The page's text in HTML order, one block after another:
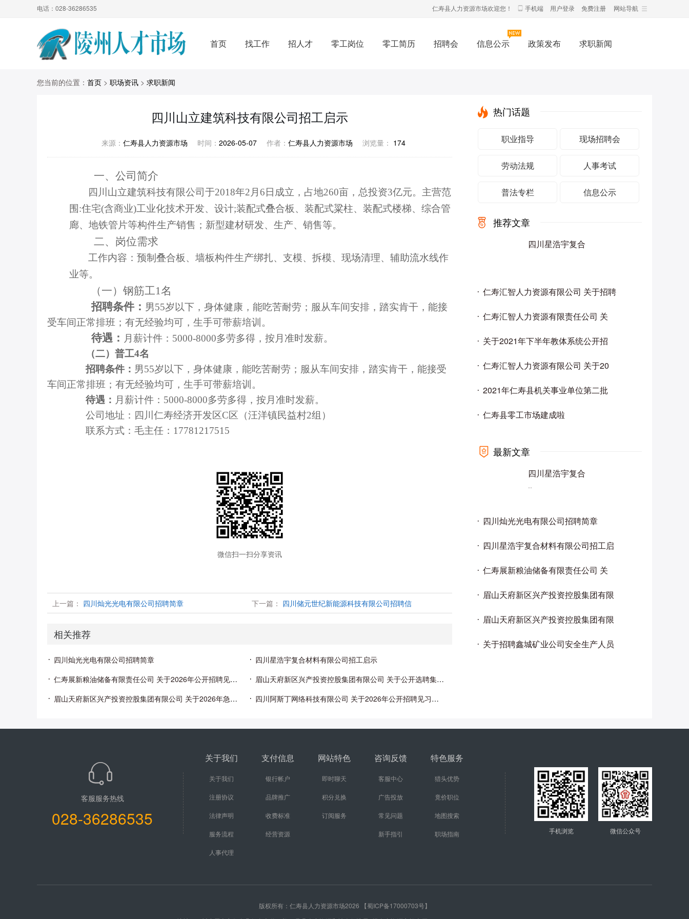
电话：028-36286535 网站导航
仁寿县人力资源市场欢迎您！ 手机端 用户登录 免费注册
首页 找工作 招人才 零工岗位 零工简历 招聘会 信息公示 政策发布 求职新闻
您当前的位置： 首页 > 职场资讯 > 求职新闻
四川山立建筑科技有限公司招工启示
来源： 仁寿县人力资源市场 时间： 2026-05-07 作者： 仁寿县人力资源市场 浏览量： 174
一、 公司简介
四川山立建筑科技有限公司于2018年2月6日成立，占地260亩，总投资3亿元。主营范
围:住宅(含商业)工业化技术开发、设计;装配式叠合板、装配式粱柱、装配式楼梯、综合管
廊、地铁管片等构件生产销售；新型建材研发、生产、销售等。
二、 岗位需求
工作内容：预制叠合板、墙板构件生产绑扎、支模、拆模、现场清理、辅助流水线作
业等。
（一）钢筋工1名
招聘条件 ： 男55岁以下，身体健康，能吃苦耐劳；服从车间安排，踏实肯干，能接
受车间正常排班；有无经验均可，生手可带薪培训。
待遇： 月薪计件： 5000-8000多劳多得，按月准时发薪。
（二）普工4名
招聘条件： 男55岁以下，身体健康，能吃苦耐劳；服从车间安排，踏实肯干，能接受
车间正常排班；有无经验均可，生手可带薪培训。
待遇： 月薪计件： 5000-8000多劳多得，按月准时发薪。
公司地址：四川仁寿经济开发区C区（汪洋镇民益村2组）
联系方式：毛主任： 17781217515
微信扫一扫分享资讯
上一篇： 四川灿光光电有限公司招聘简章 下一篇： 四川储元世纪新能源科技有限公司招聘信
相关推荐
四川灿光光电有限公司招聘简章
四川星浩宇复合材料有限公司招工启示
仁寿展新粮油储备有限责任公司 关于2026年公开招聘见习生的公告
眉山天府新区兴产投资控股集团有限公司 关于公开选聘集团下属子公司经营管理人员的公告
眉山天府新区兴产投资控股集团有限公司 关于2026年急需紧缺岗位公开招聘的公告
四川阿斯丁网络科技有限公司 关于2026年公开招聘见习生的公告
热门话题
职业指导 现场招聘会
劳动法规 人事考试
普法专栏 信息公示
推荐文章
四川星浩宇复合
仁寿汇智人力资源有限公司 关于招聘
仁寿汇智人力资源有限责任公司 关
关于2021年下半年教体系统公开招
仁寿汇智人力资源有限公司 关于20
2021年仁寿县机关事业单位第二批
仁寿县零工市场建成啦
最新文章
四川星浩宇复合
..
四川灿光光电有限公司招聘简章
四川星浩宇复合材料有限公司招工启
仁寿展新粮油储备有限责任公司 关
眉山天府新区兴产投资控股集团有限
眉山天府新区兴产投资控股集团有限
关于招聘鑫城矿业公司安全生产人员
客服服务热线
028-36286535
关于我们
关于我们
注册协议
法律声明
服务流程
人事代理
支付信息
银行帐户
品牌推广
收费标准
经营资源
网站特色
即时聊天
积分兑换
订阅服务
咨询反馈
客服中心
广告投放
常见问题
新手指引
特色服务
猎头优势
竟价职位
地图搜索
职场指南 微信公众号
手机浏览
版权所有：仁寿县人力资源市场2026
【蜀ICP备17000703号】